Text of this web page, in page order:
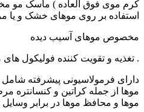
کرم موی فوق العاده ) ماسک مو
استفاده بر روی موهای خشک و یا
مخصوص موهای آسیب دیده
. تغذیه و تقویت کننده فولیکول های
دارای فرمولاسیونی پیشرفته
موها از جمله کراتین و کنسانتره
موها و محافظ موها در برابر وسایل